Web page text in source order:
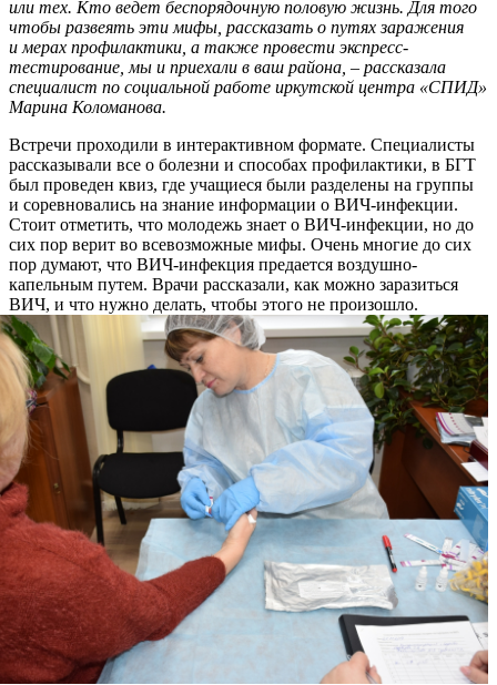
или тех. Кто ведет беспорядочную половую жизнь. Для того
чтобы развеять эти мифы, рассказать о путях заражения
и мерах профилактики, а также провести экспресс-
тестирование, мы и приехали в ваш района, – рассказала
специалист по социальной работе иркутской центра «СПИД»
Марина Коломанова.
Встречи проходили в интерактивном формате. Специалисты
рассказывали все о болезни и способах профилактики, в БГТ
был проведен квиз, где учащиеся были разделены на группы
и соревновались на знание информации о ВИЧ-инфекции.
Стоит отметить, что молодежь знает о ВИЧ-инфекции, но до
сих пор верит во всевозможные мифы. Очень многие до сих
пор думают, что ВИЧ-инфекция предается воздушно-
капельным путем. Врачи рассказали, как можно заразиться
ВИЧ, и что нужно делать, чтобы этого не произошло.